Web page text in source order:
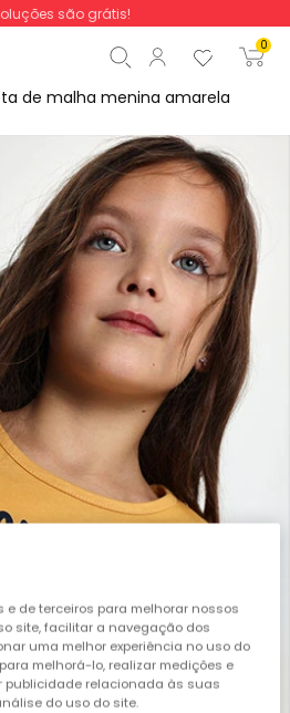
são grátis!
0
0,00 €
0,00 €
Iniciar ordem
de malha menina amarela
e de terceiros para melhorar nossos
site, facilitar a navegação dos
uma melhor experiência no uso do
melhorá-lo, realizar medições e
publicidade relacionada às suas
do uso do site.